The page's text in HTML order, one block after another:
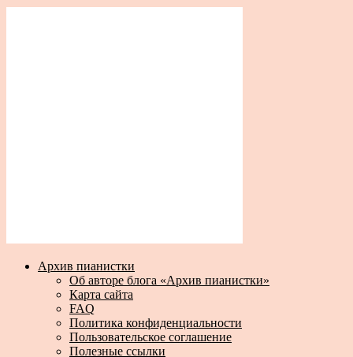
Архив пианистки
Об авторе блога «Архив пианистки»
Карта сайта
FAQ
Политика конфиденциальности
Пользовательское соглашение
Полезные ссылки